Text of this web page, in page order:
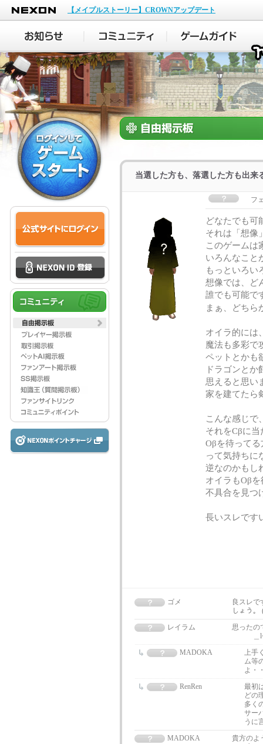
NEXON
【メイプルストーリー】CROWNアップデート
当選した方も、落選した方も出来
フ
どなたでも可
それは「想像
このゲームは
いろんなこと
もっといろい
想像では、ど
誰でも可能で
まぁ、どちら
オイラ的には
魔法も多彩で
ペットとかも
ドラゴンと
思えると思い
家を建てたら
こんな感じで
それをCβに
Oβを待って
って気持ちに
逆なのかもし
オイラもOβ
不具合を見つ
長いスレです
ゴメ
良スレで
しょう。
レイラム
思った
＿
MADOKA
上手
ム等
よ・
RenRen
最初
どの
多く
サー
うに
MADOKA
貴方のよ